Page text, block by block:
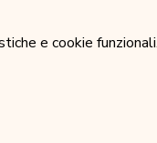
e cookie funzionali.